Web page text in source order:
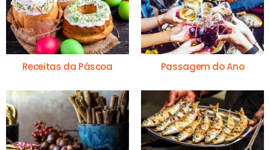
Receitas da Páscoa Passagem do Ano